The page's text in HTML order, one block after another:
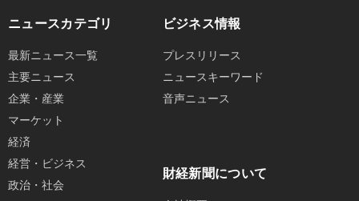
ニュースカテゴリ
最新ニュース一覧
主要ニュース
企業・産業
マーケット
経済
経営・ビジネス
政治・社会
ビジネス情報
プレスリリース
ニュースキーワード
音声ニュース
財経新聞について